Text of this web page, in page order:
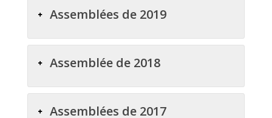
Assemblées de 2019
Assemblée de 2018
Assemblées de 2017